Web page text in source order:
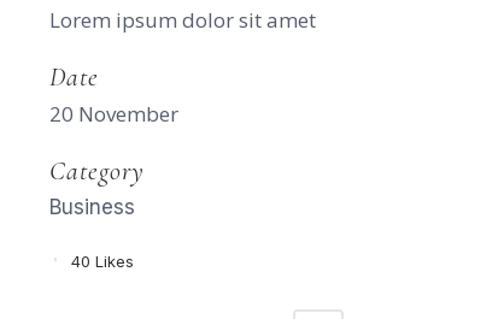
Lorem ipsum dolor sit amet
Date
20 November
Category
Business
40 Likes